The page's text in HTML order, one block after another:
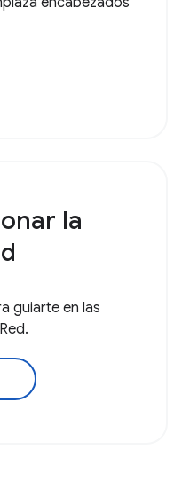
la
guiarte en las